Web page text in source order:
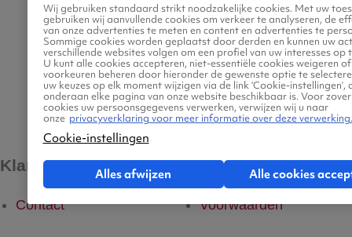
Bestemmingen
Meer weten
over Etihad
Airways?
Inchecken
Meer weten over : Inchecken
Klantenservice
Contact
Kleine lettertjes
Voorwaarden
Wij gebruiken standaard strikt noodzakelijke cookies. Met uw
gebruiken wij aanvullende cookies om verkeer te analyseren, de
van onze advertenties te meten en content en advertenties te
Sommige cookies worden geplaatst door derden en kunnen uw
verschillende websites volgen om een profiel van uw interesses op
U kunt alle cookies accepteren, niet-essentiële cookies weigeren
voorkeuren beheren door hieronder de gewenste optie te
uw keuzes op elk moment wijzigen via de link ‘Cookie-instellingen’,
onderaan elke pagina van onze website beschikbaar is. Voor
cookies uw persoonsgegevens verwerken, verwijzen wij u naar
onze privacyverklaring voor meer informatie over deze verwerking.
Cookie-instellingen
Alles afwijzen Alle cookies